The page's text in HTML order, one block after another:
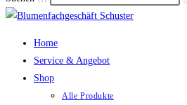
Home
Service & Angebot
Shop
Alle Produkte